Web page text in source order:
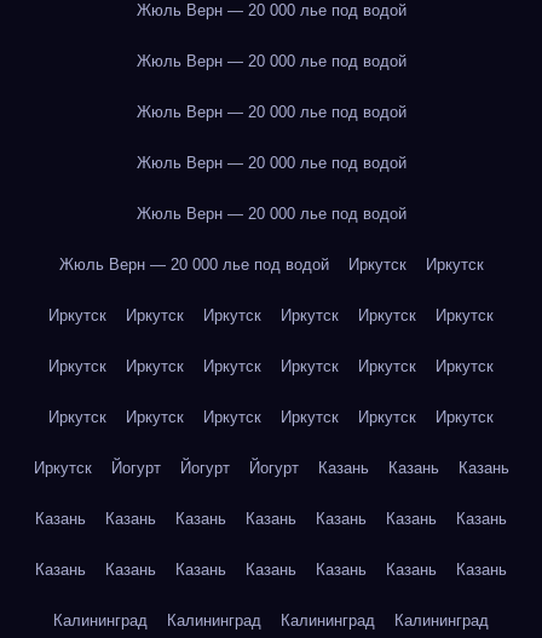
Жюль Верн — 20 000 лье под водой
Жюль Верн — 20 000 лье под водой
Жюль Верн — 20 000 лье под водой
Жюль Верн — 20 000 лье под водой
Жюль Верн — 20 000 лье под водой
Жюль Верн — 20 000 лье под водой Иркутск Иркутск
Иркутск Иркутск Иркутск Иркутск Иркутск Иркутск
Иркутск Иркутск Иркутск Иркутск Иркутск Иркутск
Иркутск Иркутск Иркутск Иркутск Иркутск Иркутск
Иркутск Йогурт Йогурт Йогурт Казань Казань Казань
Казань Казань Казань Казань Казань Казань Казань
Казань Казань Казань Казань Казань Казань Казань
Калининград Калининград Калининград Калининград